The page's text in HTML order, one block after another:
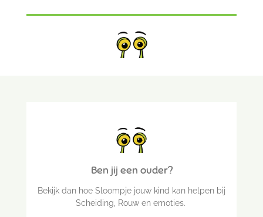
Ben jij een ouder?
Bekijk dan hoe Sloompje jouw kind kan helpen bij
Scheiding, Rouw en emoties.